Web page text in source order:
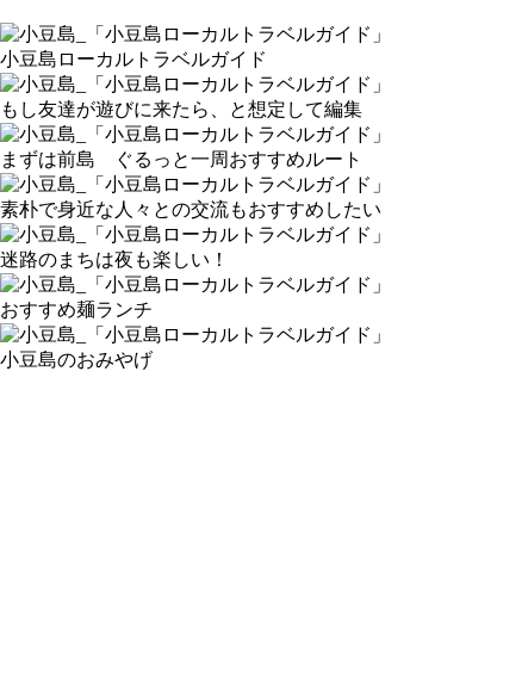
小豆島ローカルトラベルガイド
もし友達が遊びに来たら、と想定して編集
まずは前島 ぐるっと一周おすすめルート
素朴で身近な人々との交流もおすすめしたい
迷路のまちは夜も楽しい！
おすすめ麺ランチ
小豆島のおみやげ